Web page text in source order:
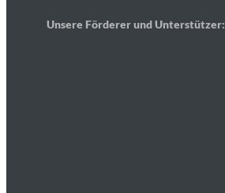
Unsere Förderer und Unterstützer: